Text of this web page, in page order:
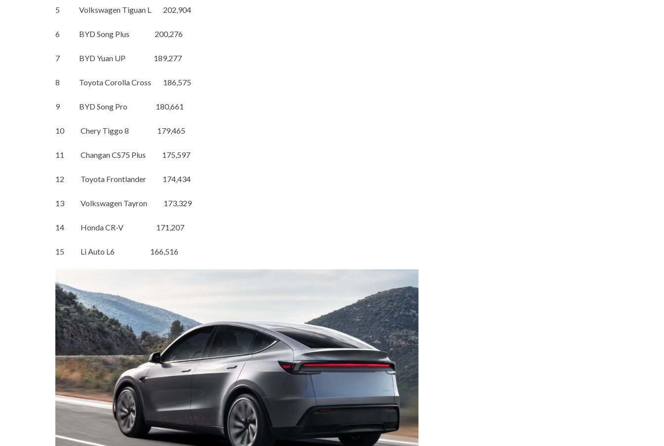
5 Volkswagen Tiguan L 202,904
6 BYD Song Plus 200,276
7 BYD Yuan UP 189,277
8 Toyota Corolla Cross 186,575
9 BYD Song Pro 180,661
10 Chery Tiggo 8 179,465
11 Changan CS75 Plus 175,597
12 Toyota Frontlander 174,434
13 Volkswagen Tayron 173,329
14 Honda CR-V 171,207
15 Li Auto L6 166,516